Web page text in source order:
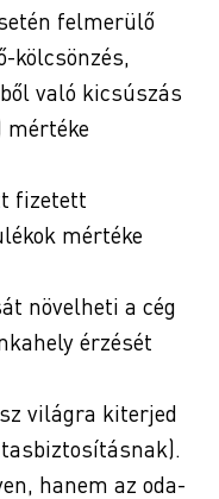
felmerülő
kölcsönzés,
való kicsúszás
fizetett
mértéke
növelheti a cég
érzését
világra kiterjed
hanem az oda-